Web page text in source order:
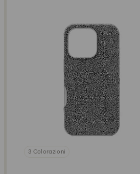
3 Colorazioni